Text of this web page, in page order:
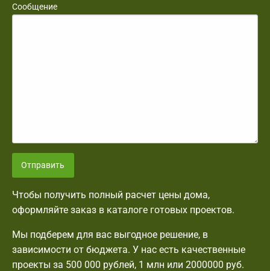
Сообщение
Отправить
Чтобы получить полный расчет цены дома,
оформляйте заказ в каталоге готовых проектов.
Мы подберем для вас выгодное решение, в
зависимости от бюджета. У нас есть качественные
проекты за 500 000 рублей, 1 млн или 2000000 руб.